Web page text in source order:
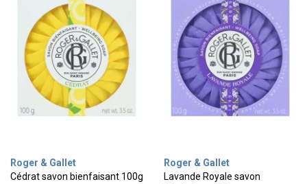
Roger & Gallet
Cédrat savon bienfaisant 100g
Roger & Gallet
Lavande Royale savon